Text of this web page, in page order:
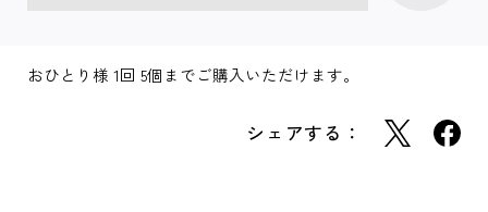
おひとり様 1回 5個までご購入いただけます。
シェアする：